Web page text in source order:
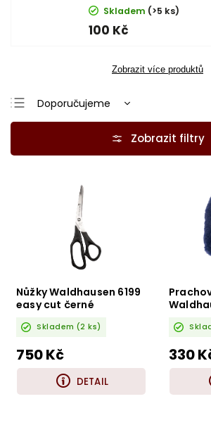
Skladem (>5 ks)
100 Kč
Zobrazit více produktů
Doporučujeme
Nejlevnější
Abecedně
Nůžky Waldhausen 6199
easy cut černé
Skladem (2 ks)
750 Kč
DETAIL
330